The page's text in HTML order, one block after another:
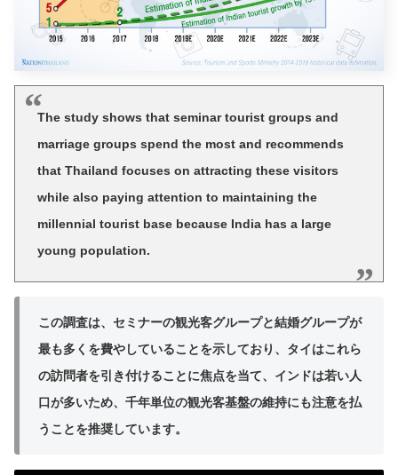
The study shows that seminar tourist groups and
marriage groups spend the most and recommends
that Thailand focuses on attracting these visitors
while also paying attention to maintaining the
millennial tourist base because India has a large
young population.
この調査は、セミナーの観光客グループと結婚グループが
最も多くを費やしていることを示しており、タイはこれら
の訪問者を引き付けることに焦点を当て、インドは若い人
口が多いため、千年単位の観光客基盤の維持にも注意を払
うことを推奨しています。